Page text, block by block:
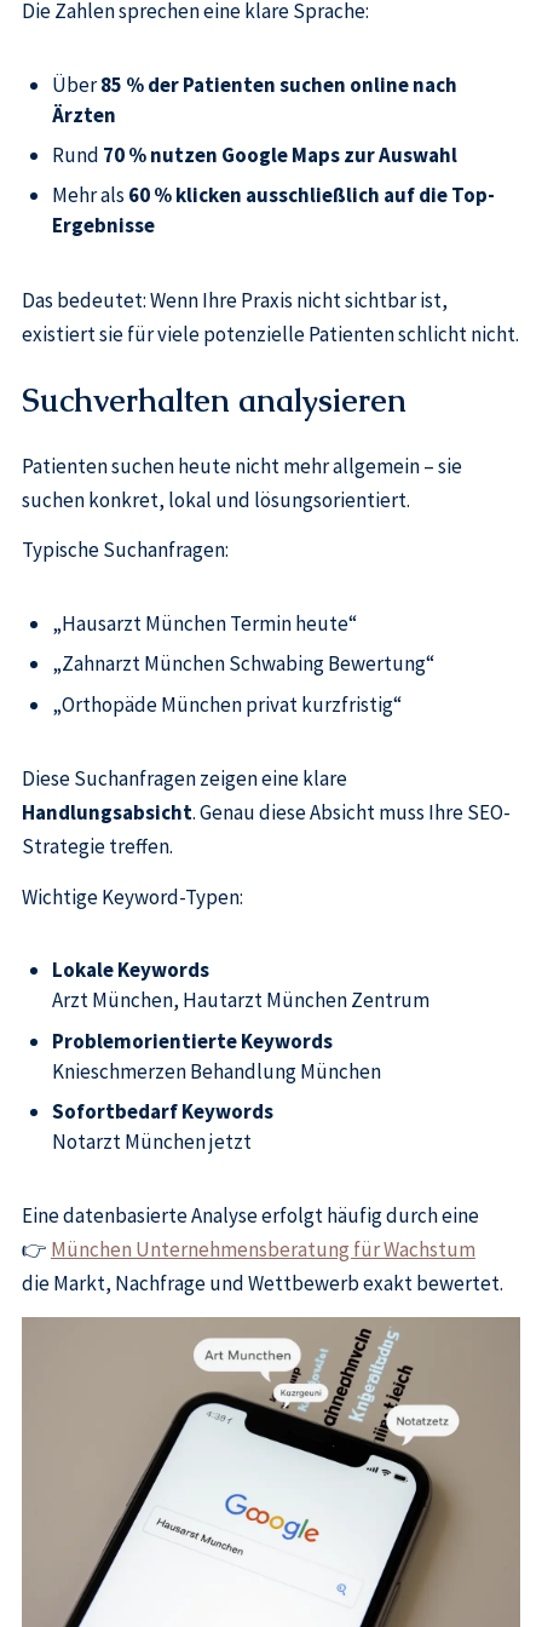
Die Zahlen sprechen eine klare Sprache:
Über85 % der Patienten suchen online nach
Ärzten
Rund 70 % nutzen Google Maps zur Auswahl
Mehr als 60 % klicken ausschließlich auf die Top-
Ergebnisse
Das bedeutet: Wenn Ihre Praxis nicht sichtbar ist,
existiert sie für viele potenzielle Patienten schlicht nicht.
Suchverhalten analysieren
Patienten suchen heute nicht mehr allgemein – sie
suchen konkret, lokal und lösungsorientiert.
Typische Suchanfragen:
„Hausarzt München Termin heute“
„Zahnarzt München Schwabing Bewertung“
„Orthopäde München privat kurzfristig“
Diese Suchanfragen zeigen eine klare
Handlungsabsicht. Genau diese Absicht muss Ihre SEO-
Strategie treffen.
Wichtige Keyword-Typen:
Lokale Keywords
Arzt München, Hautarzt München Zentrum
Problemorientierte Keywords
Knieschmerzen Behandlung München
Sofortbedarf Keywords
Notarzt München jetzt
Eine datenbasierte Analyse erfolgt häufig durch eine
👉 München Unternehmensberatung für Wachstum
die Markt, Nachfrage und Wettbewerb exakt bewertet.